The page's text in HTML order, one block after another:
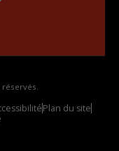
Plan du site